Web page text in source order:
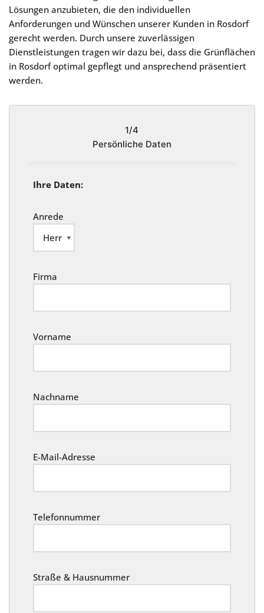
Lösungen anzubieten, die den individuellen
Anforderungen und Wünschen unserer Kunden in Rosdorf
gerecht werden. Durch unsere zuverlässigen
Dienstleistungen tragen wir dazu bei, dass die Grünflächen
in Rosdorf optimal gepflegt und ansprechend präsentiert
werden.
1/4
Persönliche Daten
Ihre Daten:
Anrede
Firma
Vorname
Nachname
E-Mail-Adresse
Telefonnummer
Straße & Hausnummer